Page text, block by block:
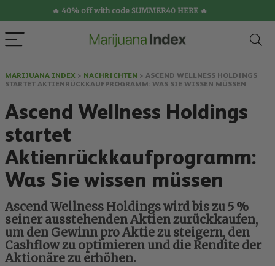
🔥 40% off with code SUMMER40 HERE 🔥
MARIJUANA INDEX > NACHRICHTEN > ASCEND WELLNESS HOLDINGS
STARTET AKTIENRÜCKKAUFPROGRAMM: WAS SIE WISSEN MÜSSEN
Ascend Wellness Holdings
startet
Aktienrückkaufprogramm:
Was Sie wissen müssen
Ascend Wellness Holdings wird bis zu 5 %
seiner ausstehenden Aktien zurückkaufen,
um den Gewinn pro Aktie zu steigern, den
Cashflow zu optimieren und die Rendite der
Aktionäre zu erhöhen.